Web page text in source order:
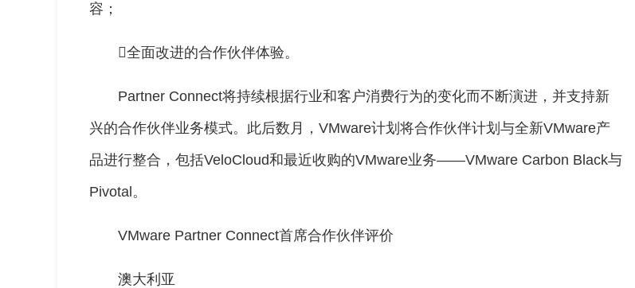
容；
全面改进的合作伙伴体验。
Partner Connect将持续根据行业和客户消费行为的变化而不断演进，并支持新
兴的合作伙伴业务模式。此后数月，VMware计划将合作伙伴计划与全新VMware产
品进行整合，包括VeloCloud和最近收购的VMware业务——VMware Carbon Black与
Pivotal。
VMware Partner Connect首席合作伙伴评价
澳大利亚